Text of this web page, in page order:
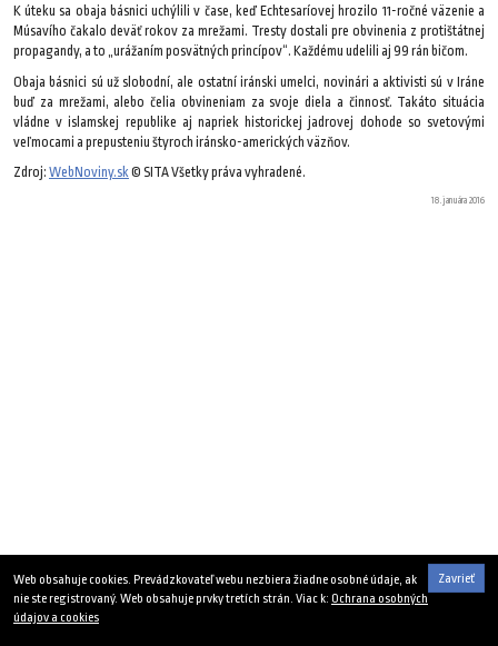
K úteku sa obaja básnici uchýlili v čase, keď Echtesaríovej hrozilo 11-ročné väzenie a
Músavího čakalo deväť rokov za mrežami. Tresty dostali pre obvinenia z protištátnej
propagandy, a to „urážaním posvätných princípov“. Každému udelili aj 99 rán bičom.
Obaja básnici sú už slobodní, ale ostatní iránski umelci, novinári a aktivisti sú v Iráne
buď za mrežami, alebo čelia obvineniam za svoje diela a činnosť. Takáto situácia
vládne v islamskej republike aj napriek historickej jadrovej dohode so svetovými
veľmocami a prepusteniu štyroch iránsko-amerických väzňov.
Zdroj: WebNoviny.sk© SITA Všetky práva vyhradené.
18. januára 2016
Zavrieť
Web obsahuje cookies. Prevádzkovateľ webu nezbiera žiadne osobné údaje, ak
nie ste registrovaný. Web obsahuje prvky tretích strán. Viac k: Ochrana osobných
údajov a cookies